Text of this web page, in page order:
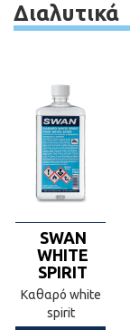
Διαλυτικά
SWAN
WHITE
SPIRIT
Καθαρό white
spirit